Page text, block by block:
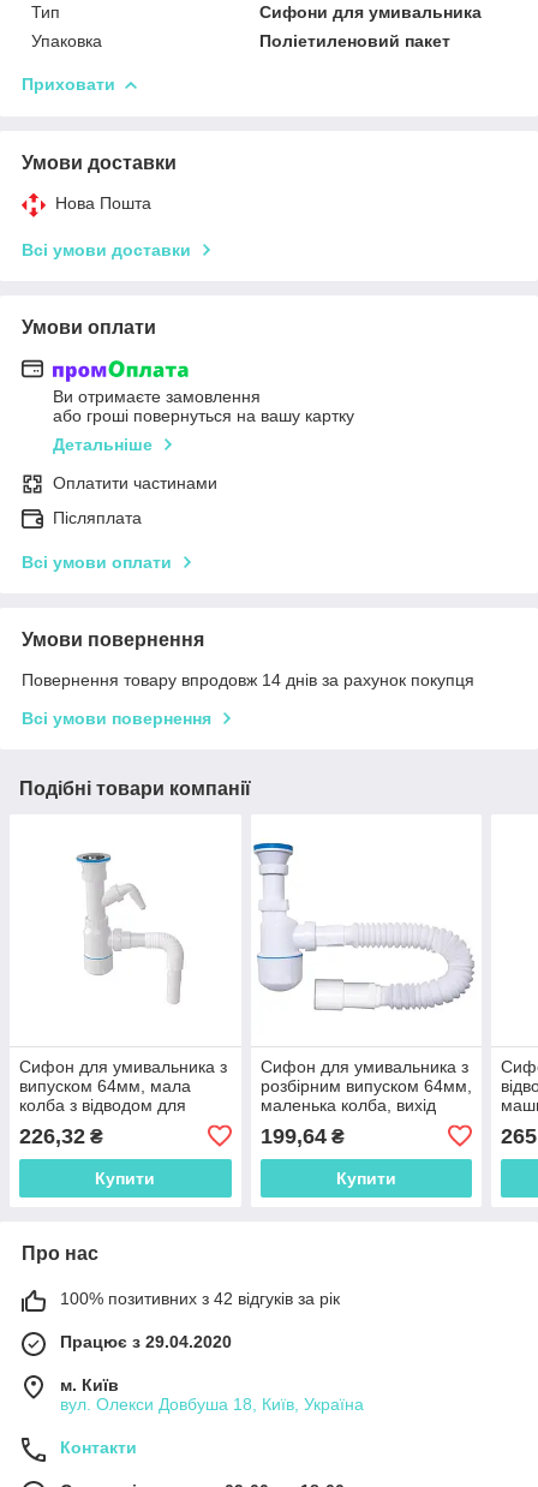
Тип
Сифони для умивальника
Упаковка
Поліетиленовий пакет
Приховати
Умови доставки
Нова Пошта
Всі умови доставки
Умови оплати
Ви отримаєте замовлення
або гроші повернуться на вашу картку
Детальніше
Оплатити частинами
Післяплата
Всі умови оплати
Умови повернення
Повернення товару впродовж 14 днів за рахунок покупця
Всі умови повернення
Подібні товари компанії
Сифон для умивальника з
випуском 64мм, мала
колба з відводом для
Ø40/5 1056N
226,32 ₴
Купити
Сифон для умивальника з
розбірним випуском 64мм,
маленька колба, вихід
199,64₴
Купити
Про нас
100% позитивних з 42 відгуків за рік
Працює з 29.04.2020
м. Київ
вул. Олекси Довбуша 18, Київ, Україна
Контакти